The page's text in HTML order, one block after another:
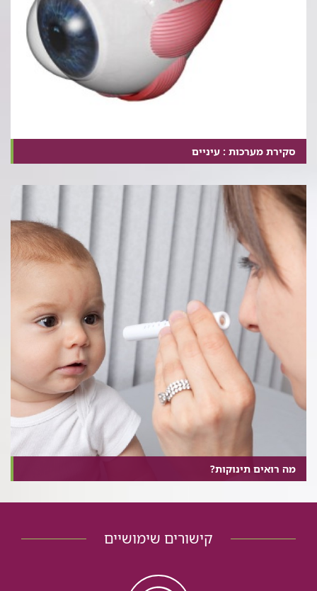
סקירת מערכות : עיניים
מה רואים תינוקות?
קישורים שימושיים